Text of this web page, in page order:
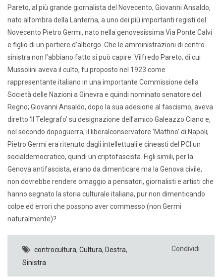
Pareto, al più grande giornalista del Novecento, Giovanni Ansaldo,
nato all’ombra della Lanterna, a uno dei più importanti registi del
Novecento Pietro Germi, nato nella genovesissima Via Ponte Calvi
e figlio di un portiere d’albergo. Che le amministrazioni di centro-
sinistra non l’abbiano fatto si può capire: Vilfredo Pareto, di cui
Mussolini aveva il culto, fu proposto nel 1923 come
rappresentante italiano in una importante Commissione della
Società delle Nazioni a Ginevra e quindi nominato senatore del
Regno; Giovanni Ansaldo, dopo la sua adesione al fascismo, aveva
diretto ‘Il Telegrafo’ su designazione dell’amico Galeazzo Ciano e,
nel secondo dopoguerra, il liberalconservatore ‘Mattino’ di Napoli;
Pietro Germi era ritenuto dagli intellettuali e cineasti del PCI un
socialdemocratico, quindi un criptofascista. Figli simili, per la
Genova antifascista, erano da dimenticare ma la Genova civile,
non dovrebbe rendere omaggio a pensatori, giornalisti e artisti che
hanno segnato la storia culturale italiana, pur non dimenticando
colpe ed errori che possono aver commesso (non Germi
naturalmente)?
controcultura, Cultura, Destra,
Sinistra
Condividi